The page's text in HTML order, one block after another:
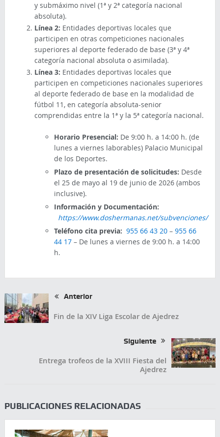
y submáximo nivel (1ª y 2ª categoría nacional
absoluta).
Línea 2: Entidades deportivas locales que
participen en otras competiciones nacionales
superiores al deporte federado de base (3ª y 4ª
categoría nacional absoluta o asimilada).
Línea 3: Entidades deportivas locales que
participen en competiciones nacionales superiores
al deporte federado de base en la modalidad de
fútbol 11, en categoría absoluta-senior
comprendidas entre la 1ª y la 5ª categoría nacional.
Horario Presencial: De 9:00 h. a 14:00 h. (de
lunes a viernes laborables) Palacio Municipal
de los Deportes.
Plazo de presentación de solicitudes: Desde
el 25 de mayo al 19 de junio de 2026 (ambos
inclusive).
Información y Documentación:
https://www.doshermanas.net/subvenciones/
Teléfono cita previa: 955 66 43 20– 955 66
44 17– De lunes a viernes de 9:00 h. a 14:00
h.
Anterior
Fin de la XIV Liga Escolar de Ajedrez
Siguiente
Entrega trofeos de la XVIII Fiesta del
Ajedrez
PUBLICACIONES RELACIONADAS